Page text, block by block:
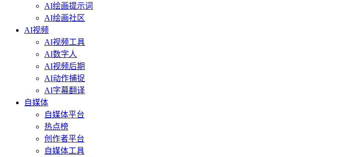
AI绘画提示词
AI绘画社区
AI视频
AI视频工具
AI数字人
AI视频后期
AI动作捕捉
AI字幕翻译
自媒体
自媒体平台
热点榜
创作者平台
自媒体工具